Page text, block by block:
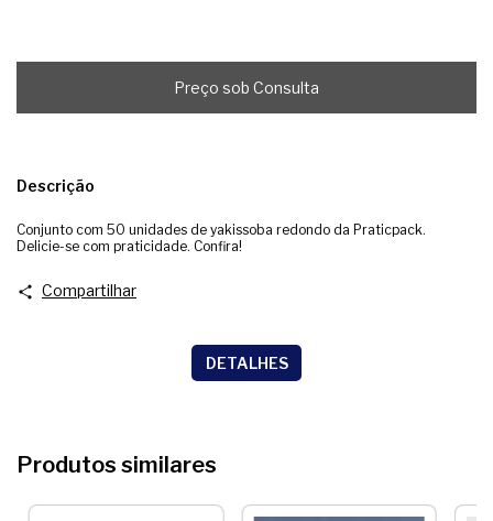
Descrição
Conjunto com 50 unidades de yakissoba redondo da Praticpack.
Delicie-se com praticidade. Confira!
Compartilhar
DETALHES
Produtos similares